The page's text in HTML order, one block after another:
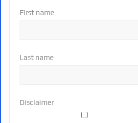
First name
Last name
Disclaimer